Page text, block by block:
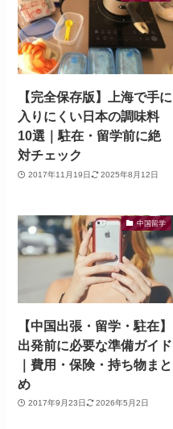
【完全保存版】上海で手に
入りにくい日本の調味料
10選｜駐在・留学前に絶
対チェック
2017年11月19日 2025年8月12日
中国留学
【中国出張・留学・駐在】
出発前に必要な準備ガイド
｜費用・保険・持ち物まと
め
2017年9月23日 2026年5月2日